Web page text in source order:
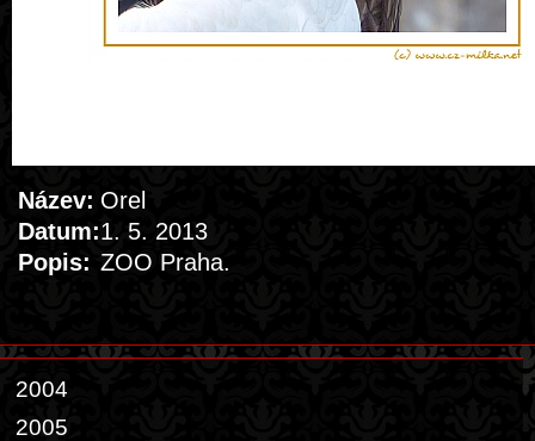
Název: Orel
Datum:1. 5. 2013
Popis: ZOO Praha.
2004
2005